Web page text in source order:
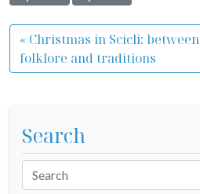
Christmas in Scicli: between
folklore and traditions
Search